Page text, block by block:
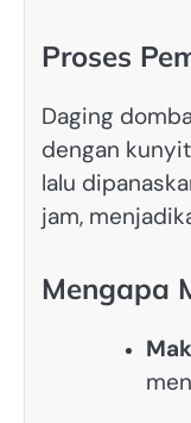
Proses
Daging
dengan
lalu
jam,
Mengapa